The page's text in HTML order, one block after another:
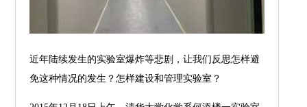
近年陆续发生的实验室爆炸等悲剧，让我们反思怎样避
免这种情况的发生？怎样建设和管理实验室？